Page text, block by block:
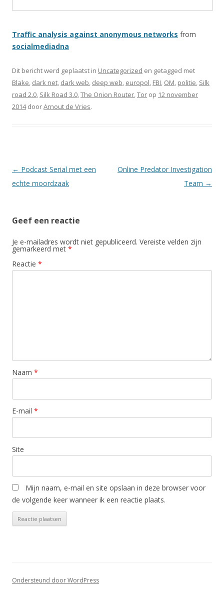
Traffic analysis against anonymous networks from
socialmediadna
Dit bericht werd geplaatst in Uncategorized en getagged met
Blake, dark net, dark web, deep web, europol, FBI, OM, politie, Silk
road 2.0, Silk Road 3.0,The Onion Router,Tor op 12 november
2014doorArnout de Vries.
Berichtnavigatie
← Podcast Serial met een
echte moordzaak
Online Predator Investigation
Team →
Geef een reactie
Je e-mailadres wordt niet gepubliceerd. Vereiste velden zijn
gemarkeerd met *
Reactie *
Naam *
E-mail *
Site
Mijn naam, e-mail en site opslaan in deze browser voor
de volgende keer wanneer ik een reactie plaats.
Ondersteund door WordPress